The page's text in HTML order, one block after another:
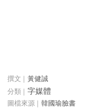
黃健誠
字媒體
韓國瑜臉書